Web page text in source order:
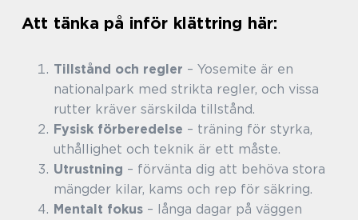
Att tänka på inför klättring här:
Tillstånd och regler – Yosemite är en
nationalpark med strikta regler, och vissa
rutter kräver särskilda tillstånd.
Fysisk förberedelse – träning för styrka,
uthållighet och teknik är ett måste.
Utrustning – förvänta dig att behöva stora
mängder kilar, kams och rep för säkring.
Mentalt fokus – långa dagar på väggen